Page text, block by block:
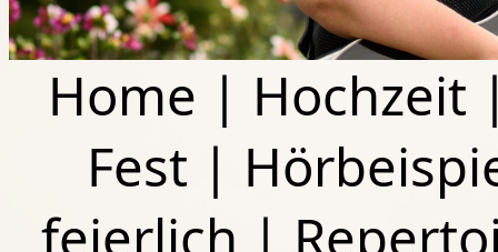
Home | Hochzeit
Fest |